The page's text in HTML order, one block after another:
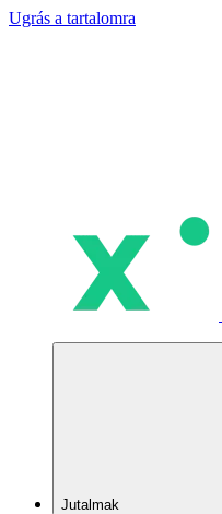
Ugrás a tartalomra
Jutalmak